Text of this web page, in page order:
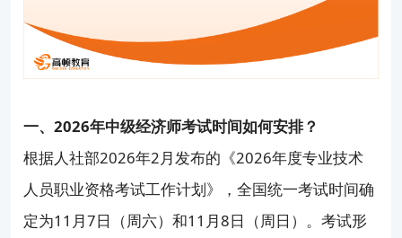
一、2026年中级经济师考试时间如何安排？
根据人社部2026年2月发布的《2026年度专业技术
人员职业资格考试工作计划》，全国统一考试时间确
定为11月7日（周六）和11月8日（周日）。考试形